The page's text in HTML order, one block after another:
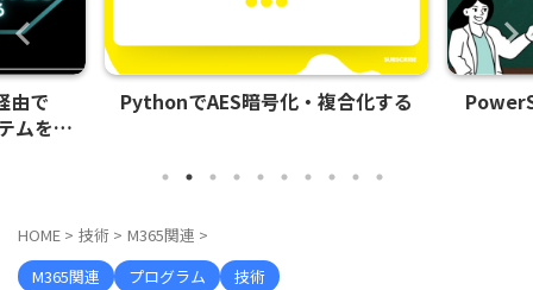
化する
PowerShellでWindows情報を集
HOME > 技術 > M365関連 >
M365関連
プログラム 技術